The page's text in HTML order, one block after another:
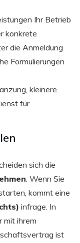
Ihr Betrieb
konkrete
die Anmeldung
Formulierungen
kleinere
für
sich die
. Wenn Sie
kommt eine
infrage. In
mit ihrem
ist